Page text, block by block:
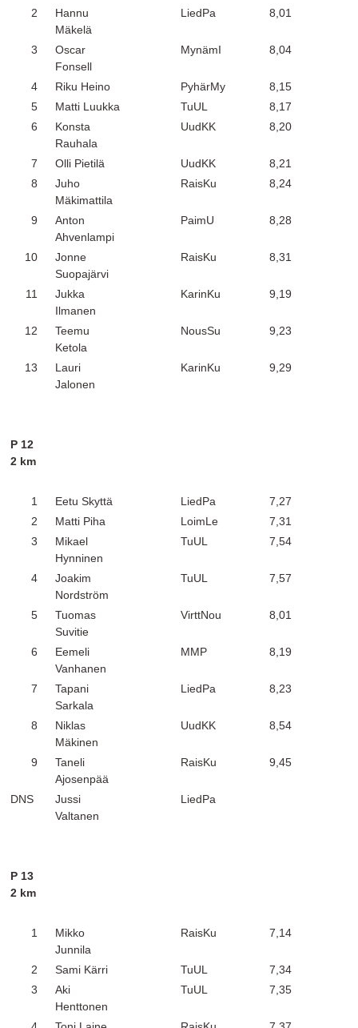
2
Hannu
Mäkelä
LiedPa 8,01
3
Oscar
Fonsell
MynämI 8,04
4 Riku Heino PyhärMy
8,15
5
Matti Luukka TuUL
8,17
6
Konsta
Rauhala
UudKK 8,20
7 Olli Pietilä UudKK
8,21
8
Juho
Mäkimattila
RaisKu 8,24
9
Anton
Ahvenlampi
PaimU 8,28
10
Jonne
Suopajärvi
RaisKu 8,31
11
Jukka
Ilmanen
KarinKu 9,19
12
Teemu
Ketola
NousSu 9,23
13
Lauri
Jalonen
KarinKu 9,29
P 12
2 km
1 Eetu Skyttä LiedPa
7,27
2
Matti Piha LoimLe
7,31
3
Mikael
Hynninen
TuUL 7,54
4
Joakim
Nordström
TuUL 7,57
5
Tuomas
Suvitie
VirttNou 8,01
6
Eemeli
Vanhanen
MMP 8,19
7
Tapani
Sarkala
LiedPa 8,23
8
Niklas
Mäkinen
UudKK 8,54
9
Taneli
Ajosenpää
RaisKu 9,45
DNS
Jussi
Valtanen
LiedPa
P 13
2 km
1
Mikko
Junnila
RaisKu 7,14
2 Sami Kärri TuUL
7,34
3
Aki
Henttonen
TuUL 7,35